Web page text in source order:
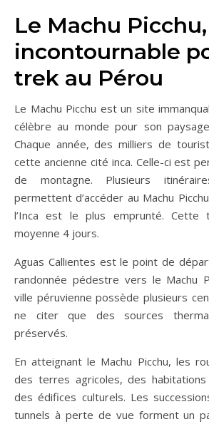
Le Machu
incontournable
trek au Pérou
Le Machu Picchu est un site
célèbre au monde pour son
Chaque année, des milliers de
cette ancienne cité inca. Celle-ci est
de montagne. Plusieurs
permettent d’accéder au Machu
l’Inca est le plus emprunté. Cette
moyenne 4 jours.
Aguas Callientes est le point de
randonnée pédestre vers le Machu
ville péruvienne possède plusieurs
ne citer que des sources
préservés.
En atteignant le Machu Picchu, les
des terres agricoles, des
des édifices culturels. Les
tunnels à perte de vue forment un